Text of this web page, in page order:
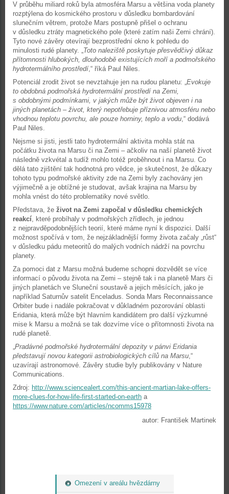
Omezení v areálu hvězdárny
V průběhu miliard roků byla atmosféra Marsu a většina voda planety
rozptýlena do kosmického prostoru v důsledku bombardování
slunečním větrem, protože Mars postupně přišel o ochranu
v důsledku ztráty magnetického pole (které zatím naši Zemi chrání).
Tyto nové závěry otevírají bezprostřední okno k pohledu do
minulosti rudé planety. „Toto naleziště poskytuje přesvědčivý důkaz
přítomnosti hlubokých, dlouhodobě existujících moří a podmořského
hydrotermálního prostředí,“ říká Paul Niles.
Potenciál zrodit život se nevztahuje jen na rudou planetu: „Evokuje
to obdobná podmořská hydrotermální prostředí na Zemi,
s obdobnými podmínkami, v jakých může být život objeven i na
jiných planetách – život, který nepotřebuje příznivou atmosféru nebo
vhodnou teplotu povrchu, ale pouze horniny, teplo a vodu,“ dodává
Paul Niles.
Nejsme si jisti, jestli tato hydrotermální aktivita mohla stát na
počátku života na Marsu či na Zemi – ačkoliv na naší planetě život
následně vzkvétal a tudíž mohlo totéž proběhnout i na Marsu. Co
dělá tato zjištění tak hodnotná pro vědce, je skutečnost, že důkazy
tohoto typu podmořské aktivity zde na Zemi byly zachovány jen
výjimečně a je obtížné je studovat, avšak krajina na Marsu by
mohla vnést do této problematiky nové světlo.
Představa, že život na Zemi započal v důsledku chemických
reakcí, které probíhaly v podmořských zřídlech, je jednou
z nejpravděpodobnějších teorií, které máme nyní k dispozici. Další
možnost spočívá v tom, že nejzákladnější formy života začaly „růst“
v důsledku pádu meteoritů do malých vodních nádrží na povrchu
planety.
Za pomoci dat z Marsu možná budeme schopni dozvědět se více
informací o původu života na Zemi – stejně tak i na planetě Mars či
jiných planetách ve Sluneční soustavě a jejich měsících, jako je
například Saturnův satelit Enceladus. Sonda Mars Reconnaissance
Orbiter bude i nadále pokračovat v důkladném pozorování oblasti
Eridania, která může být hlavním kandidátem pro další výzkumné
mise k Marsu a možná se tak dozvíme více o přítomnosti života na
rudé planetě.
„Pradávné podmořské hydrotermální depozity v pánvi Eridania
představují novou kategorii astrobiologických cílů na Marsu,“
uzavírají astronomové. Závěry studie byly publikovány v Nature
Communications.
Zdroj: http://www.sciencealert.com/this-ancient-martian-lake-offers-
more-clues-for-how-life-first-started-on-earth a
https://www.nature.com/articles/ncomms15978
autor: František Martinek